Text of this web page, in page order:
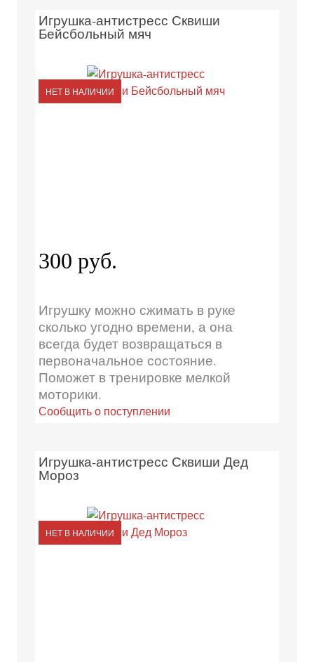
Игрушка-антистресс Сквиши
Бейсбольный мяч
НЕТ В НАЛИЧИИ
300 руб.
Игрушку можно сжимать в руке
сколько угодно времени, а она
всегда будет возвращаться в
первоначальное состояние.
Поможет в тренировке мелкой
моторики.
Сообщить о поступлении
Игрушка-антистресс Сквиши Дед
Мороз
НЕТ В НАЛИЧИИ